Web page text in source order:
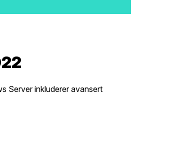
Server inkluderer avansert